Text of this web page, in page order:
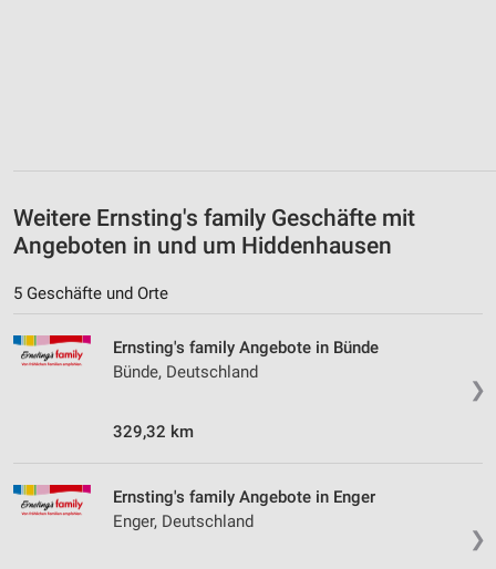
Weitere Ernsting's family Geschäfte mit
Angeboten in und um Hiddenhausen
5 Geschäfte und Orte
❯
Ernsting's family Angebote in Bünde
Bünde, Deutschland
329,32 km
❯
Ernsting's family Angebote in Enger
Enger, Deutschland